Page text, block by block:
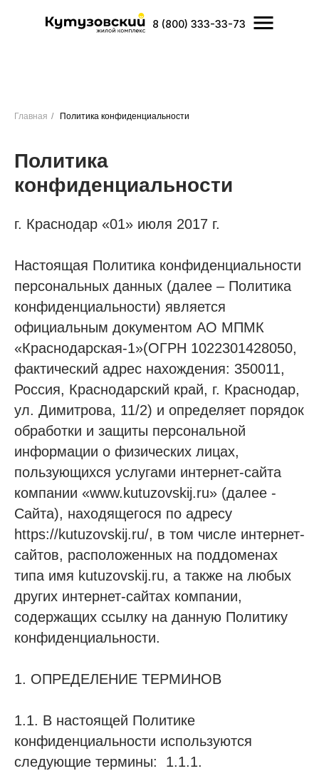
8 (800) 333-33-73
Главная / Политика конфиденциальности
Политика
конфиденциальности
г. Краснодар «01» июля 2017 г.
Настоящая Политика конфиденциальности
персональных данных (далее – Политика
конфиденциальности) является
официальным документом АО МПМК
«Краснодарская-1»(ОГРН 1022301428050,
фактический адрес нахождения: 350011,
Россия, Краснодарский край, г. Краснодар,
ул. Димитрова, 11/2) и определяет порядок
обработки и защиты персональной
информации о физических лицах,
пользующихся услугами интернет-сайта
компании «www.kutuzovskij.ru» (далее -
Сайта), находящегося по адресу
https://kutuzovskij.ru/, в том числе интернет-
сайтов, расположенных на поддоменах
типа имя kutuzovskij.ru, а также на любых
других интернет-сайтах компании,
содержащих ссылку на данную Политику
конфиденциальности.
1. ОПРЕДЕЛЕНИЕ ТЕРМИНОВ
1.1. В настоящей Политике
конфиденциальности используются
следующие термины: 1.1.1.